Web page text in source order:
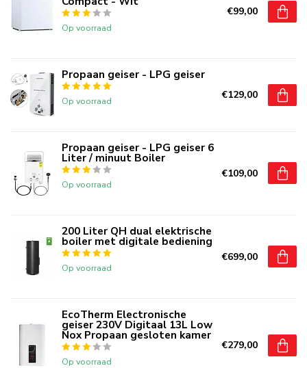
Op voorraad
€99,00
Propaan geiser - LPG geiser
Op voorraad €129,00
Propaan geiser - LPG geiser 6
Liter / minuut Boiler
Op voorraad
€109,00
200 Liter QH dual elektrische
boiler met digitale bediening
Op voorraad
€699,00
EcoTherm Electronische
geiser 230V Digitaal 13L Low
Nox Propaan gesloten kamer
Op voorraad
€279,00